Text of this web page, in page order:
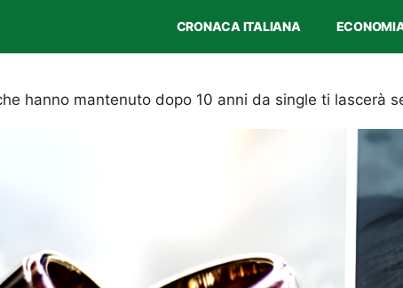
CRONACA ITALIANA
hanno mantenuto dopo 10 anni da single ti lascerà